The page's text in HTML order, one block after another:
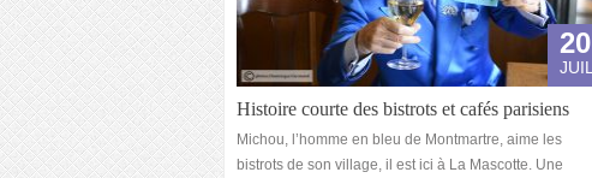
20
JUIL
Histoire courte des bistrots et cafés parisiens
Michou, l’homme en bleu de Montmartre, aime les
bistrots de son village, il est ici à La Mascotte. Une